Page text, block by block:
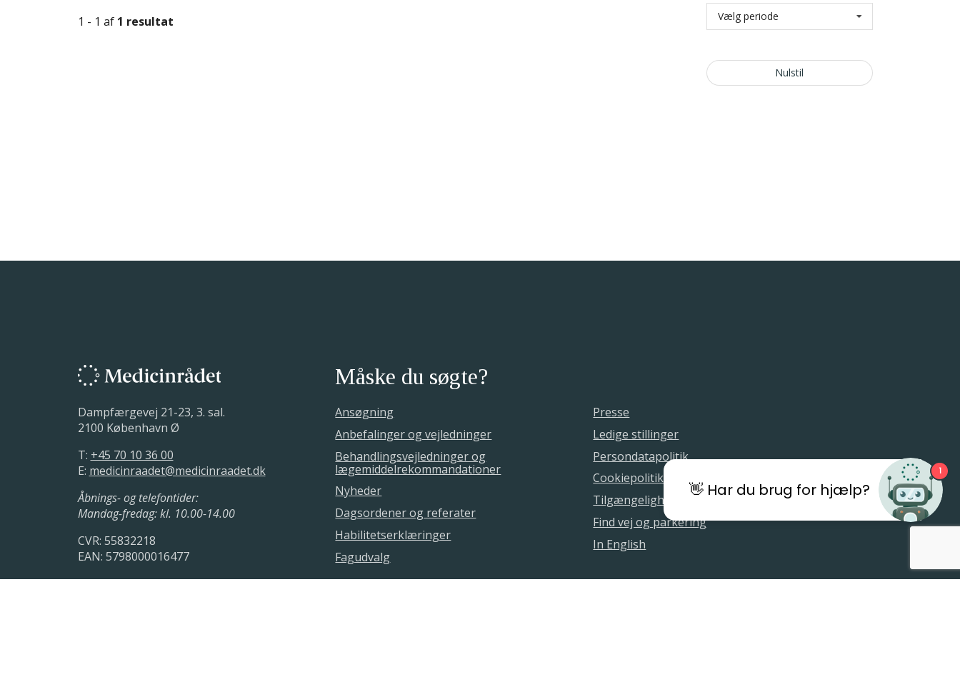
1 - 1 af 1 resultat Vælg periode
Nulstil
Dampfærgevej 21-23, 3. sal.
2100 København Ø
T: +45 70 10 36 00
E: medicinraadet@medicinraadet.dk
Åbnings- og telefontider:
Mandag-fredag: kl. 10.00-14.00
CVR: 55832218
EAN: 5798000016477
LinkedIn
Måske du søgte?
Ansøgning
Anbefalinger og vejledninger
Behandlingsvejledninger og
lægemiddelrekommandationer
Nyheder
Dagsordener og referater
Habilitetserklæringer
Fagudvalg
Presse
Ledige stillinger
Persondatapolitik
Cookiepolitik
Tilgængelighedserklæring
Find vej og parkering
In English
👋 Har du brug for hjælp?
1